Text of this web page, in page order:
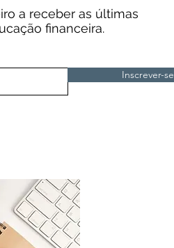
a receber as últimas
financeira.
Inscrever-se